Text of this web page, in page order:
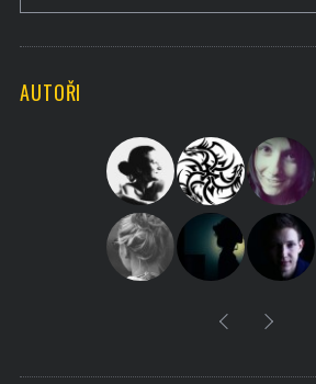
c
AUTOŘI